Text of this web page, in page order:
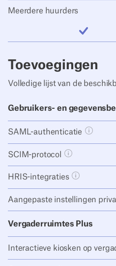
Meerdere huurders
Toevoegingen
Volledige lijst van de
Gebruikers- en
SAML-authenticatie Tooltip
SCIM-protocol Tooltip knop
HRIS-integraties Tooltip
Aangepaste instellingen
Vergaderruimtes Plus
Interactieve kiosken op